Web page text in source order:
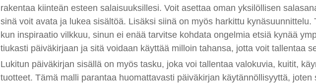
rakentaa kiinteän esteen salaisuuksillesi. Voit asettaa oman yksilöllisen
sinä voit avata ja lukea sisältöä. Lisäksi siinä on myös harkittu kynäsuunnittelu.
kun inspiraatio vilkkuu, sinun ei enää tarvitse kohdata ongelmia etsiä kynää
tiukasti päiväkirjaan ja sitä voidaan käyttää milloin tahansa, jotta voit tallentaa
Lukitun päiväkirjan sisällä on myös tasku, joka voi tallentaa valokuvia, kuitit,
tuotteet. Tämä malli parantaa huomattavasti päiväkirjan käytännöllisyyttä, joten